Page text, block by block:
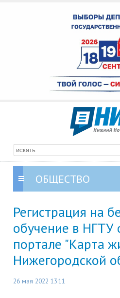
ОБЩЕСТВО
Регистрация на
обучение в НГТУ
портале "Карта
Нижегородской
26 мая 2022 13:11